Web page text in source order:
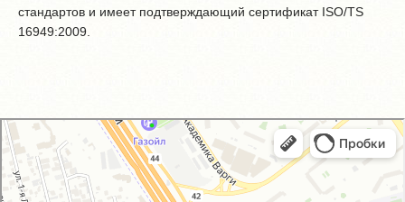
стандартов и имеет подтверждающий сертификат ISO/TS
16949:2009.
GM-City&VAG-Repair
Автосервис, автотехцентр в Москве
Магазин автозапчастей и автотоваров в Москве